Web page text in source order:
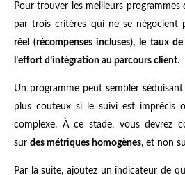
Pour trouver les meilleurs programmes
par trois critères qui ne se négocient
réel (récompenses incluses), le taux
l’effort d’intégration au parcours client.
Un programme peut sembler
plus couteux si le suivi est imprécis
complexe. À ce stade, vous devrez
sur des métriques homogènes, et non
Par la suite, ajoutez un indicateur de